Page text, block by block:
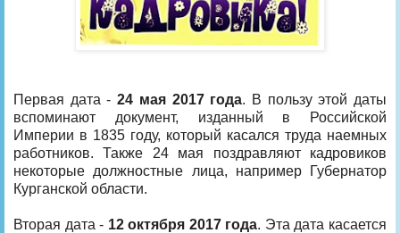
Первая дата -24 мая 2017 года. В пользу этой даты
вспоминают документ, изданный в Российской
Империи в 1835 году, который касался труда наемных
работников. Также 24 мая поздравляют кадровиков
некоторые должностные лица, например Губернатор
Курганской области.
Вторая дата - 12 октября 2017 года. Эта дата касается